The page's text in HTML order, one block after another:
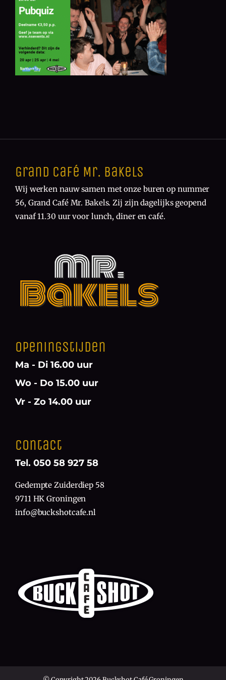
Grand Café Mr. Bakels
Wij werken nauw samen met onze buren op nummer
56, Grand Café Mr. Bakels. Zij zijn dagelijks geopend
vanaf 11.30 uur voor lunch, diner en café.
Openingstijden
Ma - Di 16.00 uur
Wo - Do 15.00 uur
Vr - Zo 14.00 uur
Contact
Tel. 050 58 927 58
Gedempte Zuiderdiep 58
9711 HK Groningen
info@buckshotcafe.nl